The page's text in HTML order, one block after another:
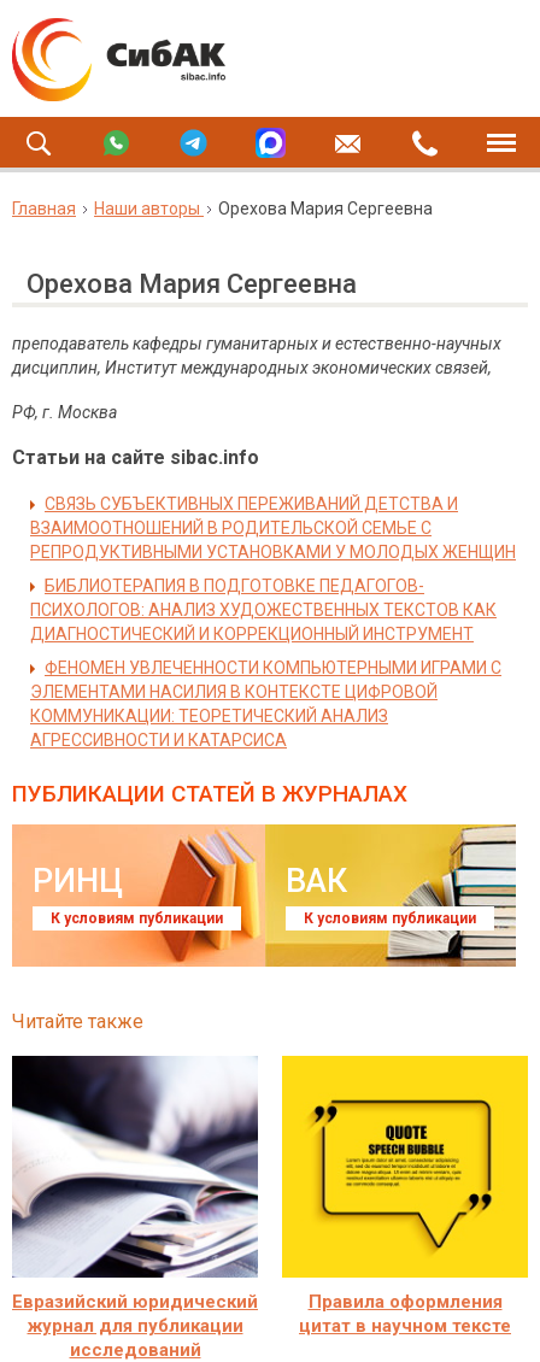
Главная Наши авторы Орехова Мария Сергеевна
Орехова Мария Сергеевна
преподаватель кафедры гуманитарных и естественно-научных
дисциплин, Институт международных экономических связей,
РФ, г. Москва
Статьи на сайте sibac.info
СВЯЗЬ СУБЪЕКТИВНЫХ ПЕРЕЖИВАНИЙ ДЕТСТВА И
ВЗАИМООТНОШЕНИЙ В РОДИТЕЛЬСКОЙ СЕМЬЕ С
РЕПРОДУКТИВНЫМИ УСТАНОВКАМИ У МОЛОДЫХ ЖЕНЩИН
БИБЛИОТЕРАПИЯ В ПОДГОТОВКЕ ПЕДАГОГОВ-
ПСИХОЛОГОВ: АНАЛИЗ ХУДОЖЕСТВЕННЫХ ТЕКСТОВ КАК
ДИАГНОСТИЧЕСКИЙ И КОРРЕКЦИОННЫЙ ИНСТРУМЕНТ
ФЕНОМЕН УВЛЕЧЕННОСТИ КОМПЬЮТЕРНЫМИ ИГРАМИ С
ЭЛЕМЕНТАМИ НАСИЛИЯ В КОНТЕКСТЕ ЦИФРОВОЙ
КОММУНИКАЦИИ: ТЕОРЕТИЧЕСКИЙ АНАЛИЗ
АГРЕССИВНОСТИ И КАТАРСИСА
ПУБЛИКАЦИИ СТАТЕЙ В ЖУРНАЛАХ
РИНЦ
К условиям публикации
ВАК
К условиям публикации
Читайте также
Евразийский юридический
журнал для публикации
исследований
Правила оформления
цитат в научном тексте